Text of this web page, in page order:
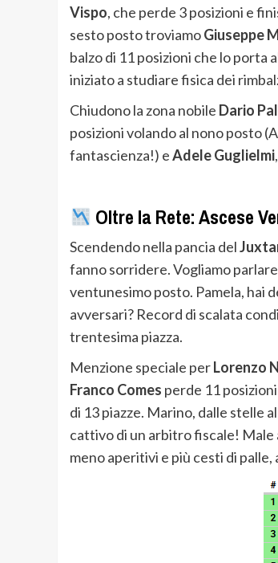
Vispo, che perde 3 posizioni e
sesto posto troviamoGiuseppe
balzo di 11 posizioni che lo
iniziato a studiare fisica dei
Chiudono la zona nobile Dario
posizioni volando al nono posto
fantascienza!) eAdele Guglielmi
Oltre la Rete: Ascese
Scendendo nella pancia del
fanno sorridere. Vogliamo
ventunesimo posto. Pamela, hai
avversari? Record di scalata
trentesima piazza.
Menzione speciale perLorenzo
Franco Comes perde 11
di 13 piazze. Marino, dalle stelle
cattivo di un arbitro fiscale! Male
meno aperitivi e più cesti di